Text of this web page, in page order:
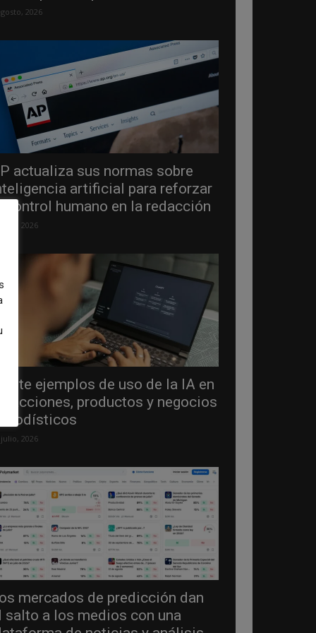
2026
actualiza sus normas sobre
artificial para reforzar
control humano en la redacción
julio, 2026
ejemplos de uso de la IA en
productos y negocios
2026
mercados de predicción dan
salto a los medios con una